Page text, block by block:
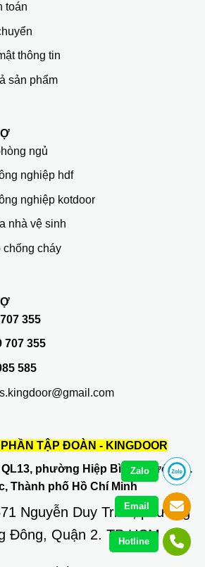
toán
thông tin
sản phẩm
ngủ
nghiệp hdf
nghiệp kotdoor
nhà vệ sinh
chống cháy
355
707 355
585
TẬP ĐOÀN - KINGDOOR
phường Hiệp Bình Phước, Q.
Thành phố Hồ Chí Minh
Nguyễn Duy Trinh, phường
Đông, Quận 2. TP HCM
Zalo
Email
Hotline